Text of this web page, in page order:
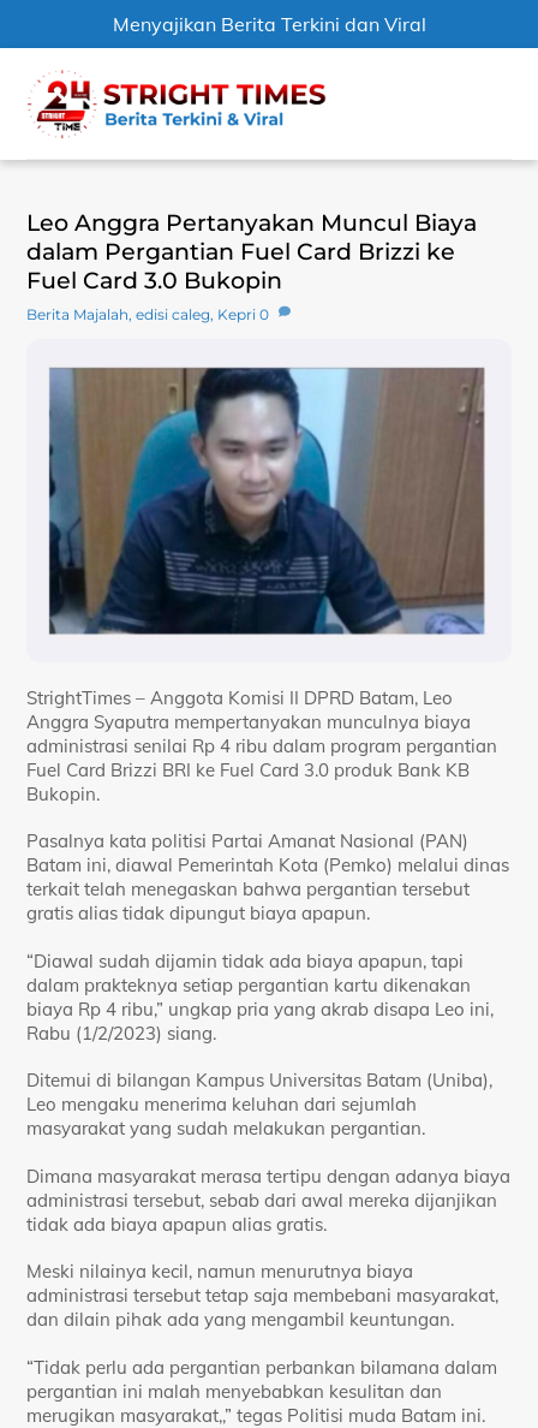
Menyajikan Berita Terkini dan Viral
content
Leo Anggra Pertanyakan Muncul Biaya
dalam Pergantian Fuel Card Brizzi ke
Fuel Card 3.0 Bukopin
Berita Majalah,edisi caleg, Kepri 0
StrightTimes – Anggota Komisi II DPRD Batam, Leo
Anggra Syaputra mempertanyakan munculnya biaya
administrasi senilai Rp 4 ribu dalam program pergantian
Fuel Card Brizzi BRI ke Fuel Card 3.0 produk Bank KB
Bukopin.
Pasalnya kata politisi Partai Amanat Nasional (PAN)
Batam ini, diawal Pemerintah Kota (Pemko) melalui dinas
terkait telah menegaskan bahwa pergantian tersebut
gratis alias tidak dipungut biaya apapun.
“Diawal sudah dijamin tidak ada biaya apapun, tapi
dalam prakteknya setiap pergantian kartu dikenakan
biaya Rp 4 ribu,” ungkap pria yang akrab disapa Leo ini,
Rabu (1/2/2023) siang.
Ditemui di bilangan Kampus Universitas Batam (Uniba),
Leo mengaku menerima keluhan dari sejumlah
masyarakat yang sudah melakukan pergantian.
Dimana masyarakat merasa tertipu dengan adanya biaya
administrasi tersebut, sebab dari awal mereka dijanjikan
tidak ada biaya apapun alias gratis.
Meski nilainya kecil, namun menurutnya biaya
administrasi tersebut tetap saja membebani masyarakat,
dan dilain pihak ada yang mengambil keuntungan.
“Tidak perlu ada pergantian perbankan bilamana dalam
pergantian ini malah menyebabkan kesulitan dan
merugikan masyarakat,,” tegas Politisi muda Batam ini.